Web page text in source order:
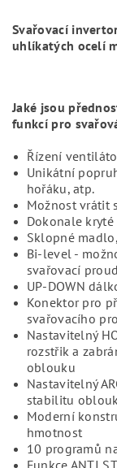
Svařovací
uhlíkatých ocelí
Jaké jsou
funkcí pro
Řízení
Unikátní
hořáku, atp.
Možnost vrátit
Dokonale
Sklopné
Bi-level -
svařovací proud
UP-DOWN
Konektor pro
svařovacího
Nastavitelný
rozstřik a
oblouku
Nastavitelný
stabilitu
Moderní
hmotnost
10 programů
Funkce ANTI